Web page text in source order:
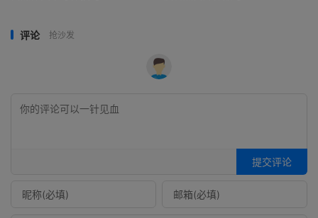
评论 抢沙发
提交评论